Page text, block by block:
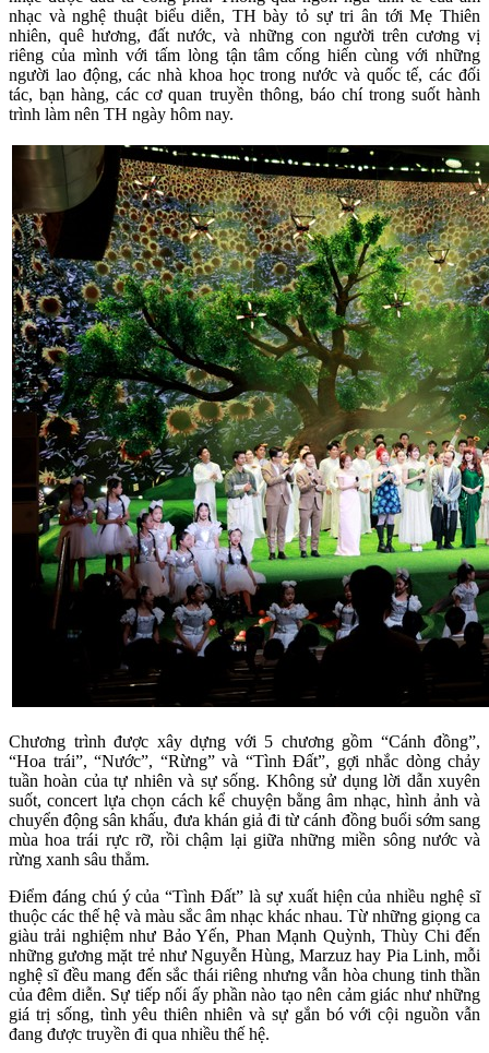
nhạc và nghệ thuật biểu diễn, TH bày tỏ sự tri ân tới Mẹ Thiên
nhiên, quê hương, đất nước, và những con người trên cương vị
riêng của mình với tấm lòng tận tâm cống hiến cùng với những
người lao động, các nhà khoa học trong nước và quốc tế, các đối
tác, bạn hàng, các cơ quan truyền thông, báo chí trong suốt hành
trình làm nên TH ngày hôm nay.
Chương trình được xây dựng với 5 chương gồm “Cánh đồng”,
“Hoa trái”, “Nước”, “Rừng” và “Tình Đất”, gợi nhắc dòng chảy
tuần hoàn của tự nhiên và sự sống. Không sử dụng lời dẫn xuyên
suốt, concert lựa chọn cách kể chuyện bằng âm nhạc, hình ảnh và
chuyển động sân khấu, đưa khán giả đi từ cánh đồng buổi sớm sang
mùa hoa trái rực rỡ, rồi chậm lại giữa những miền sông nước và
rừng xanh sâu thẳm.
Điểm đáng chú ý của “Tình Đất” là sự xuất hiện của nhiều nghệ sĩ
thuộc các thế hệ và màu sắc âm nhạc khác nhau. Từ những giọng ca
giàu trải nghiệm như Bảo Yến, Phan Mạnh Quỳnh, Thùy Chi đến
những gương mặt trẻ như Nguyễn Hùng, Marzuz hay Pia Linh, mỗi
nghệ sĩ đều mang đến sắc thái riêng nhưng vẫn hòa chung tinh thần
của đêm diễn. Sự tiếp nối ấy phần nào tạo nên cảm giác như những
giá trị sống, tình yêu thiên nhiên và sự gắn bó với cội nguồn vẫn
đang được truyền đi qua nhiều thế hệ.